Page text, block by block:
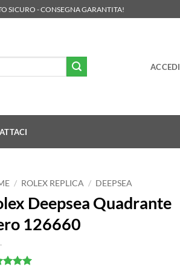
SICURO - CONSEGNA GARANTITA!
ACCEDI
/ ROLEX REPLICA / DEEPSEA
Deepsea Quadrante
126660